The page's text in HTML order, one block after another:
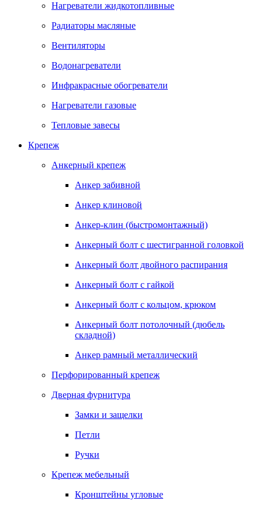
Нагреватели жидкотопливные
Радиаторы масляные
Вентиляторы
Водонагреватели
Инфракрасные обогреватели
Нагреватели газовые
Тепловые завесы
Крепеж
Анкерный крепеж
Анкер забивной
Анкер клиновой
Анкер-клин (быстромонтажный)
Анкерный болт с шестигранной головкой
Анкерный болт двойного распирания
Анкерный болт с гайкой
Анкерный болт с кольцом, крюком
Анкерный болт потолочный (дюбель
складной)
Анкер рамный металлический
Перфорированный крепеж
Дверная фурнитура
Замки и защелки
Петли
Ручки
Крепеж мебельный
Кронштейны угловые